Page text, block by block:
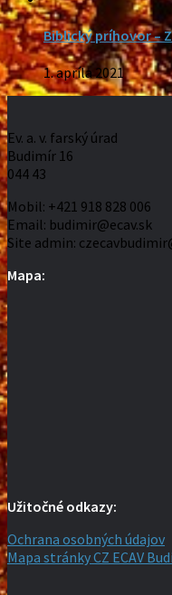
Biblický príhovor –
1. apríla 2021
Ev. a. v. farský úrad
Budimír 16
044 43
Mobil: +421 918 828 006
Email: budimir@ecav.sk
Site admin:
Mapa:
Užitočné odkazy:
Ochrana osobných údajov
Mapa stránky CZ ECAV